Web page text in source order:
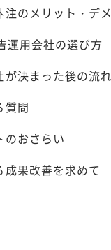
のメリット・デ
運用会社の選び方
決まった後の流れ
問
おさらい
果改善を求めて